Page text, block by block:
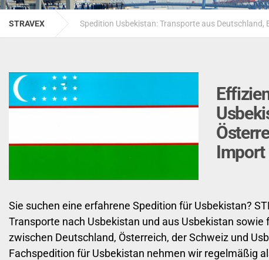
STRAVEX Spedition Usbekistan: Transporte aus Deutschland,
Import
Sie suchen eine erfahrene Spedition für Usbekistan?
Transporte nach Usbekistan und aus Usbekistan
zwischen Deutschland, Österreich, der Schweiz und
Fachspedition für Usbekistan nehmen wir regelmäßig